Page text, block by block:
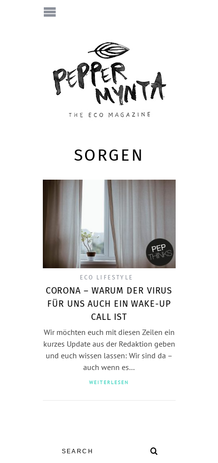
SORGEN
ECO LIFESTYLE
CORONA – WARUM DER VIRUS
FÜR UNS AUCH EIN WAKE-UP
CALL IST
Wir möchten euch mit diesen Zeilen ein
kurzes Update aus der Redaktion geben
und euch wissen lassen: Wir sind da –
auch wenn es…
WEITERLESEN